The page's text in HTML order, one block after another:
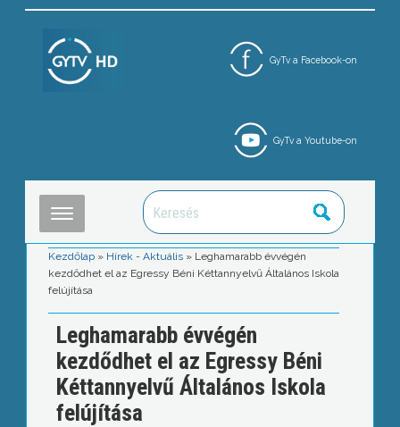
GyTv a Facebook-on
GyTv a Youtube-on
Kezdőlap » Hírek - Aktuális » Leghamarabb évvégén
kezdődhet el az Egressy Béni Kéttannyelvű Általános Iskola
felújítása
Leghamarabb évvégén
kezdődhet el az Egressy Béni
Kéttannyelvű Általános Iskola
felújítása